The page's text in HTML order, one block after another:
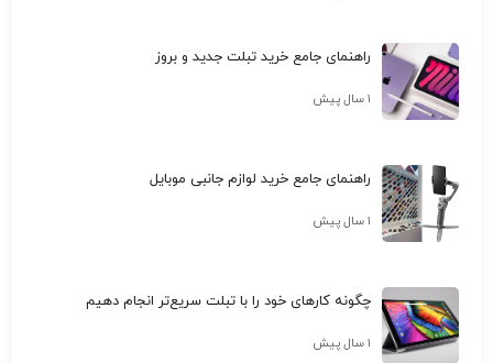
راهنمای جامع خرید تبلت جدید و بروز
۱ سال پیش
راهنمای جامع خرید لوازم جانبی موبایل
۱ سال پیش
چگونه کارهای خود را با تبلت سریع‌تر انجام دهیم
۱ سال پیش